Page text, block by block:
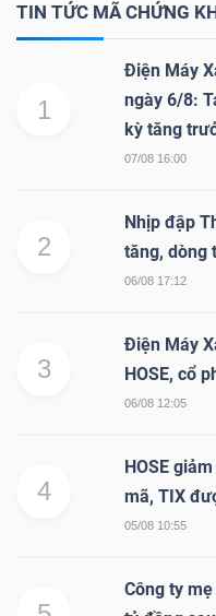
TIN TỨC MÃ CHỨNG
1
Điện Máy
ngày 6/8:
kỳ tăng
07/08 16:00
2
Nhịp đập
tăng, dòng
06/08 17:12
3
Điện Máy
HOSE, cổ
06/08 12:05
4
HOSE
mã, TIX
05/08 10:55
Công ty
liệu